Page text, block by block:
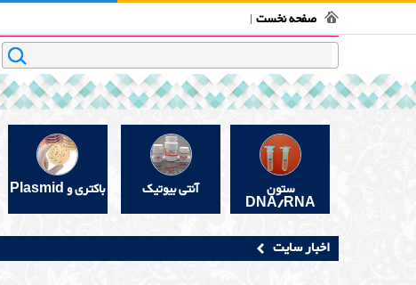
صفحه نخست
ستون
DNA/RNA
آنتی بیوتیک باکتری و Plasmid
اخبار سایت